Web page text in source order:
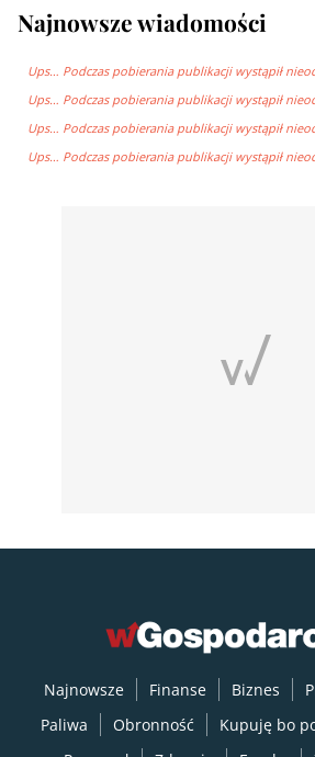
Najnowsze wiadomości
Ups… Podczas pobierania publikacji wystąpił
Ups… Podczas pobierania publikacji wystąpił
Ups… Podczas pobierania publikacji wystąpił
Ups… Podczas pobierania publikacji wystąpił
Najnowsze Finanse Biznes
Paliwa
Obronność Kupuję bo